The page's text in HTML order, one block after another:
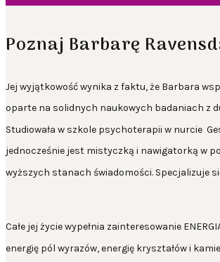
Poznaj Barbarę
Jej wyjątkowość wynika z faktu, że Barbara
oparte na solidnych naukowych badaniach z
Studiowała w szkole psychoterapii w nurcie
jednocześnie jest mistyczką i nawigatorką w
wyższych stanach świadomości. Specjalizuje
Całe jej życie wypełnia zainteresowanie
energię pól wyrazów, energię kryształów i